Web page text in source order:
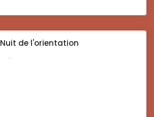
Nuit de l'orientation
...